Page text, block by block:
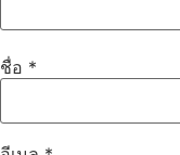
ชื่อ *